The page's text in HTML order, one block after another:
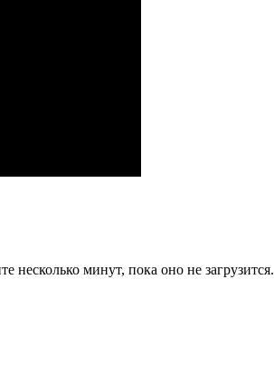
несколько минут, пока оно не загрузится.